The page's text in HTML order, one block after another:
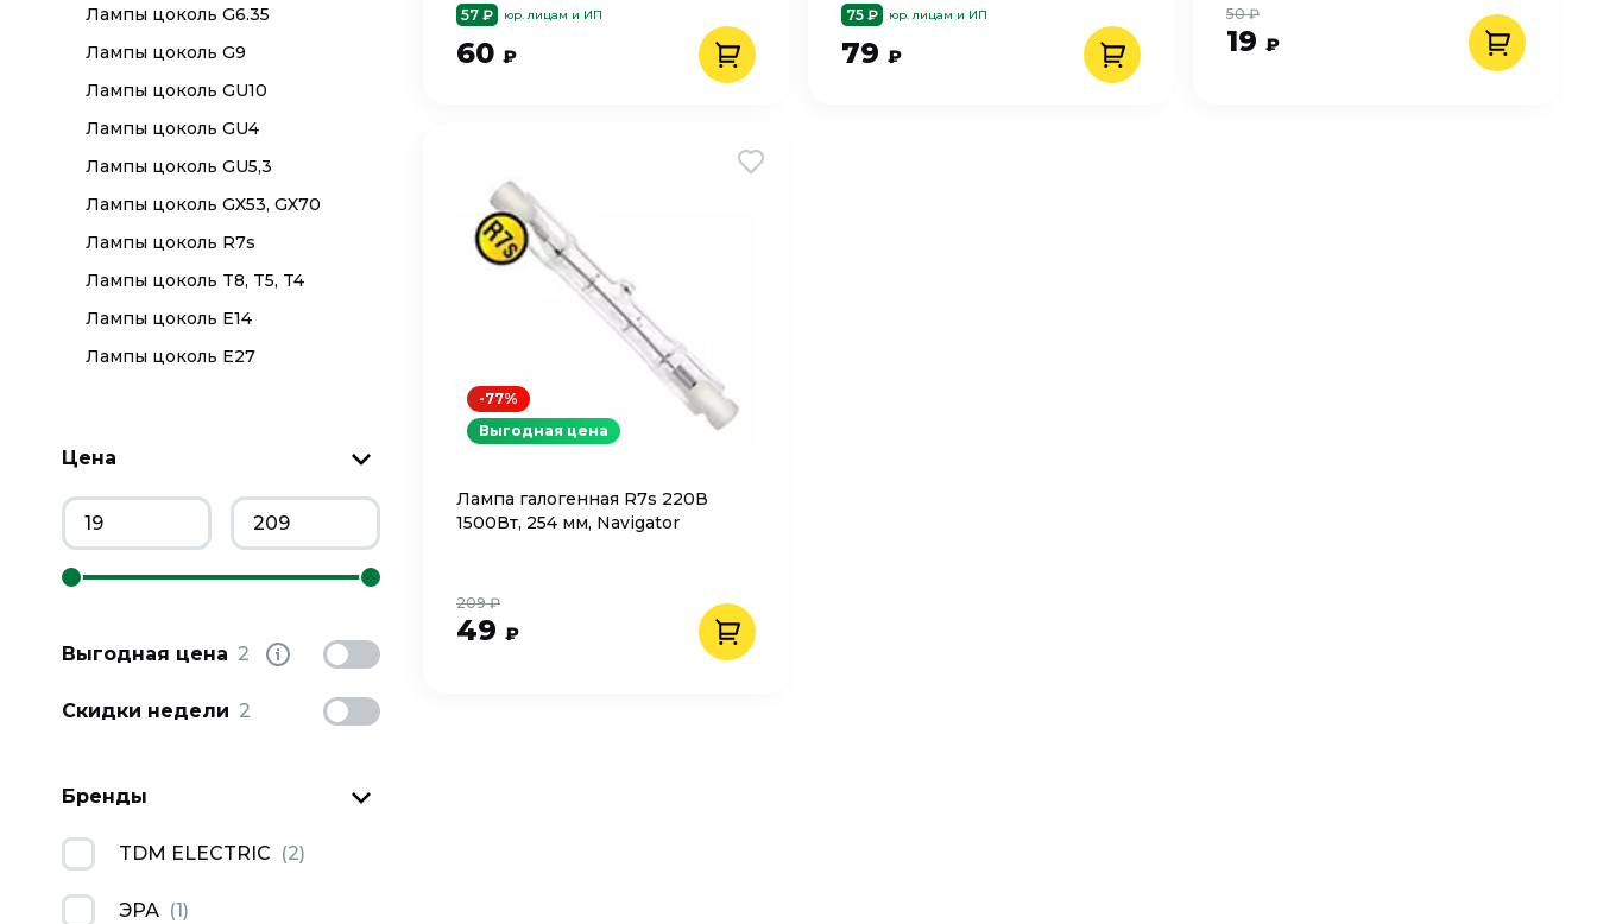
Лампы цоколь G6.35
Лампы цоколь G9
Лампы цоколь GU10
Лампы цоколь GU4
Лампы цоколь GU5,3
Лампы цоколь GX53, GX70
Лампы цоколь R7s
Лампы цоколь T8, T5, T4
Лампы цоколь Е14
Лампы цоколь Е27
Цена
Выгодная цена 2
Скидки недели 2
Бренды
TDM ELECTRIC (2)
ЭРА (1)
57 ₽ юр. лицам и ИП
60 ₽
75 ₽ юр. лицам и ИП
79 ₽ 19 ₽
50 ₽
Лампа галогенная R7s 220В
1500Вт, 254 мм, Navigator
49 ₽
209 ₽
-77%
Выгодная цена